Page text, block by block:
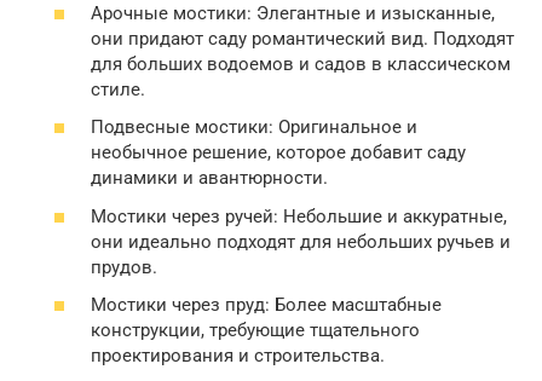
Арочные мостики: Элегантные и изысканные,
они придают саду романтический вид. Подходят
для больших водоемов и садов в классическом
стиле.
Подвесные мостики: Оригинальное и
необычное решение, которое добавит саду
динамики и авантюрности.
Мостики через ручей: Небольшие и аккуратные,
они идеально подходят для небольших ручьев и
прудов.
Мостики через пруд: Более масштабные
конструкции, требующие тщательного
проектирования и строительства.